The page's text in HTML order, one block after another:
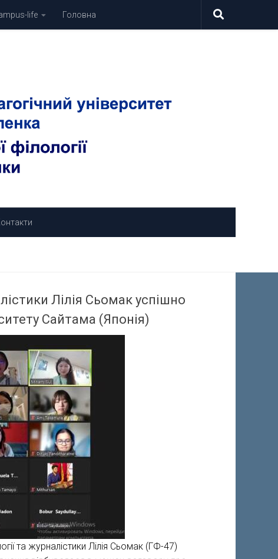
life Головна
Лілія Сьомак успішно
Сайтама (Японія)
та журналістики Лілія Сьомак (ГФ-47)